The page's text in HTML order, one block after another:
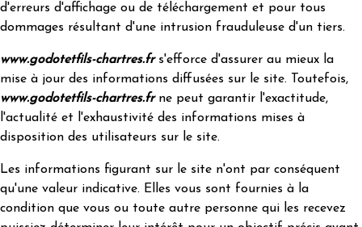
d'erreurs d'affichage ou de téléchargement et pour tous
dommages résultant d'une intrusion frauduleuse d'un tiers.
www.godotetfils-chartres.frs'efforce d'assurer au mieux la
mise à jour des informations diffusées sur le site. Toutefois,
www.godotetfils-chartres.frne peut garantir l'exactitude,
l'actualité et l'exhaustivité des informations mises à
disposition des utilisateurs sur le site.
Les informations figurant sur le site n'ont par conséquent
qu'une valeur indicative. Elles vous sont fournies à la
condition que vous ou toute autre personne qui les recevez